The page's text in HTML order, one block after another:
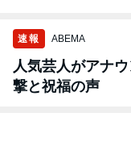
速報 ABEMA
人気芸人がアナ
撃と祝福の声